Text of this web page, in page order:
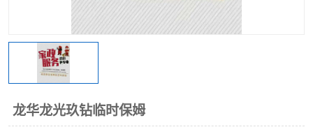
龙华龙光玖钻临时保姆